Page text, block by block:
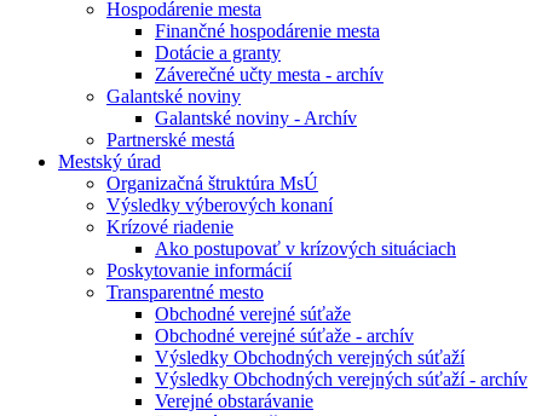
Hospodárenie mesta
Finančné hospodárenie mesta
Dotácie a granty
Záverečné učty mesta - archív
Galantské noviny
Galantské noviny - Archív
Partnerské mestá
Mestský úrad
Organizačná štruktúra MsÚ
Výsledky výberových konaní
Krízové riadenie
Ako postupovať v krízových situáciach
Poskytovanie informácií
Transparentné mesto
Obchodné verejné súťaže
Obchodné verejné súťaže - archív
Výsledky Obchodných verejných súťaží
Výsledky Obchodných verejných súťaží - archív
Verejné obstarávanie